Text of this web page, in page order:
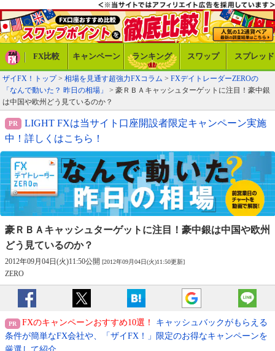
FX比較 キャンペーン ランキング スワップ スプレッド
ザイFX！トップ> 相場を見通す超強力FXコラム > FXデイトレーダーZEROの
「なんで動いた？ 昨日の相場」
> 豪ＲＢＡキャッシュターゲットに注目！豪中銀
は中国や欧州どう見ているのか？
LIGHT FXは当サイト口座開設者限定キャンペーン実施
中！詳しくはこちら！
豪ＲＢＡキャッシュターゲットに注目！ 豪中銀は中国や欧州
どう見ているのか？
2012年09月04日(火)11:50公開 [2012年09月04日(火)11:50更新]
ZERO
FXのキャンペーンおすすめ10選！
キャッシュバックがもらえる
条件が簡単なFX会社や、「ザイFX！」限定のお得なキャンペーンを